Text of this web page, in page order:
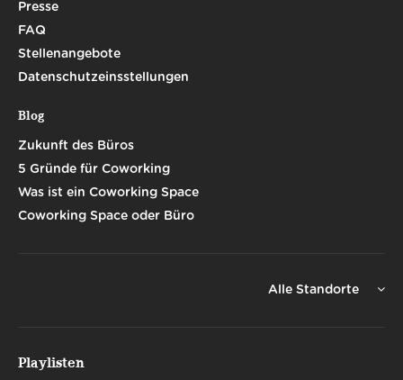
Presse
FAQ
Stellenangebote
Datenschutzeinsstellungen
Blog
Zukunft des Büros
5 Gründe für Coworking
Was ist ein Coworking Space
Coworking Space oder Büro
Alle Standorte
Playlisten